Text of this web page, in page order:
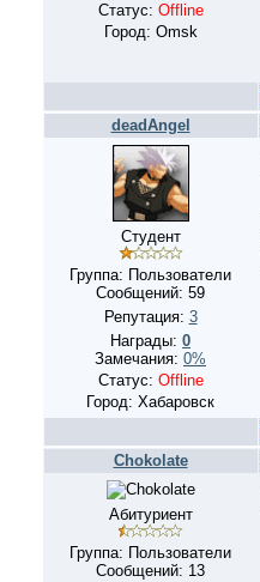
Статус: Offline
Город: Omsk
deadAngel
Студент
Группа: Пользователи
Сообщений: 59
Репутация: 3
Награды: 0
Замечания: 0%
Статус: Offline
Город: Хабаровск
Chokolate
Абитуриент
Группа: Пользователи
Сообщений: 13